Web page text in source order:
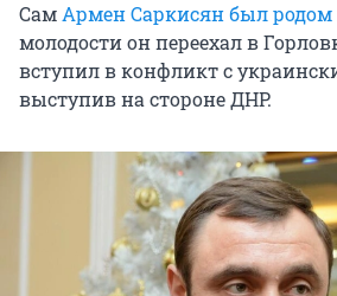
СамАрмен Саркисян был родом
молодости он переехал в
вступил в конфликт с
выступив на стороне ДНР.